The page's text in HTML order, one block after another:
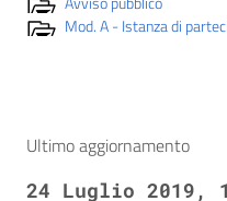
Mod. A - Istanza di
Ultimo aggiornamento
24 Luglio 2019,